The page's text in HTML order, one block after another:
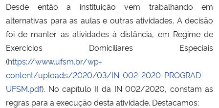
Secretaria de Governo
Gabinete de Segurança Institucional
Desde então a instituição vem trabalhando em
alternativas para as aulas e outras atividades. A decisão
foi de manter as atividades à distância, em Regime de
Exercícios Domiciliares Especiais
(https://www.ufsm.br/wp-
content/uploads/2020/03/IN-002-2020-PROGRAD-
UFSM.pdf). No capítulo II da IN 002/2020, constam as
regras para a execução desta atividade. Destacamos: